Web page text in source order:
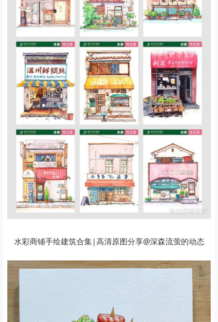
水彩商铺手绘建筑合集|高清原图分享@深森流萤的动态